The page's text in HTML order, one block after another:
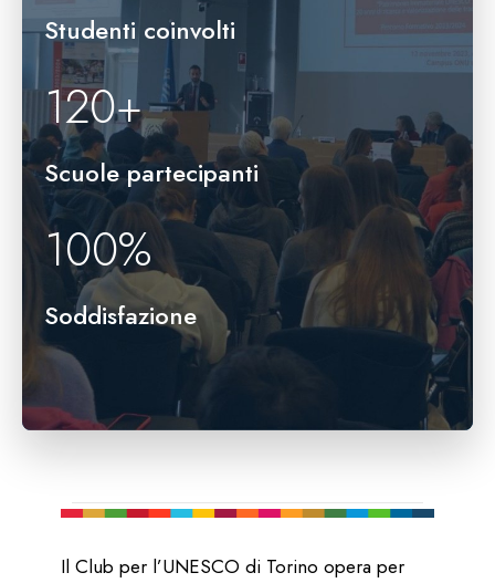
Studenti coinvolti
120+
Scuole partecipanti
100%
Soddisfazione
Il Club per l’UNESCO di Torino opera per